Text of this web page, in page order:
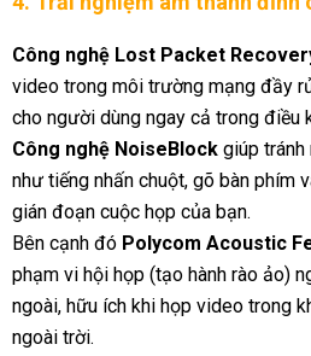
Công nghệ Lost Packet
video trong môi trường mạng đầy
cho người dùng ngay cả trong điều
Công nghệ NoiseBlock giúp tránh
như tiếng nhấn chuột, gõ bàn phím
gián đoạn cuộc họp của bạn.
Bên cạnh đó Polycom Acoustic
phạm vi hội họp (tạo hành rào ảo)
ngoài, hữu ích khi họp video trong
ngoài trời.